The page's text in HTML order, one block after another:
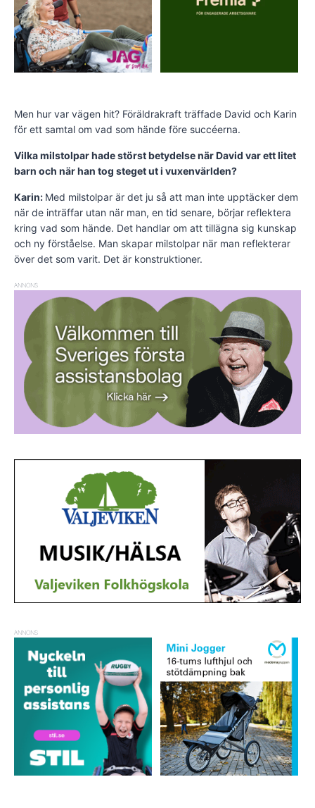
Men hur var vägen hit? Föräldrakraft träffade David och Karin
för ett samtal om vad som hände före succéerna.
Vilka milstolpar hade störst betydelse när David var ett litet
barn och när han tog steget ut i vuxenvärlden?
Karin: Med milstolpar är det ju så att man inte upptäcker dem
när de inträffar utan när man, en tid senare, börjar reflektera
kring vad som hände. Det handlar om att tillägna sig kunskap
och ny förståelse. Man skapar milstolpar när man reflekterar
över det som varit. Det är konstruktioner.
ANNONS
ANNONS